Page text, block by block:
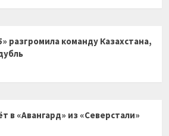
разгромила команду Казахстана,
в «Авангард» из «Северстали»